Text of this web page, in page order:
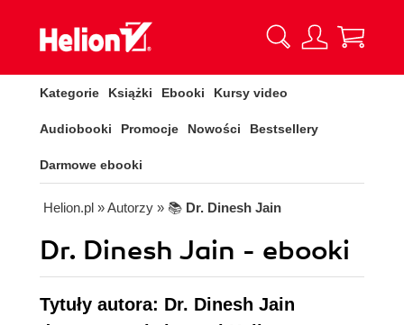
Kategorie Książki Ebooki Kursy video
Audiobooki Promocje Nowości Bestsellery
Darmowe ebooki
Helion.pl » Autorzy » 📚 Dr. Dinesh Jain
Dr. Dinesh Jain - ebooki
Tytuły autora: Dr. Dinesh Jain